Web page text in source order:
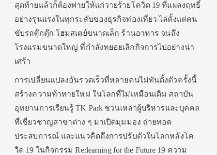
สุดท้ายแล้วก็ต้องพ่ายให้แก่วายร้ายโควิด 19 ที่แผลงฤทธิ์
อย่างรุนแรงในทุกระดับของธุรกิจท่องเที่ยว ไล่ตั้งแต่คน
ขับรถตุ๊กตุ๊ก โฮมสเตย์ขนาดเล็ก ร้านอาหาร จนถึง
โรงแรมขนาดใหญ่ ที่กำลังทยอยเลิกกิจการไปอย่างน่า
เศร้า
การเปลี่ยนแปลงอันรวดเร็วที่หลายคนไม่ทันตั้งตัวครั้งนี้
สร้างความท้าทายใหม่ ในโลกที่ไม่เหมือนเดิม สถาบัน
อุทยานการเรียนรู้ TK Park ชวนเหล่าผู้บริหารและบุคคล
ที่เชี่ยวชาญสาขาต่าง ๆ มาเปิดมุมมอง ถ่ายทอด
ประสบการณ์ และแนวคิดถึงการปรับตัวในโลกหลังโค
วิด 19 ในกิจกรรม Re:learning for the Future 19 ความ